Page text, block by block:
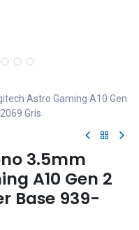
Astro Gaming A10 Gen
Gris
3.5mm
A10 Gen 2
Base 939-